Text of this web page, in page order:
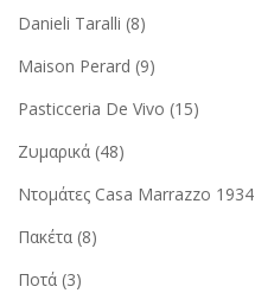
Danieli Taralli (8)
Maison Perard (9)
Pasticceria De Vivo (15)
Ζυμαρικά (48)
Ντομάτες Casa Marrazzo 1934
Πακέτα (8)
Ποτά (3)